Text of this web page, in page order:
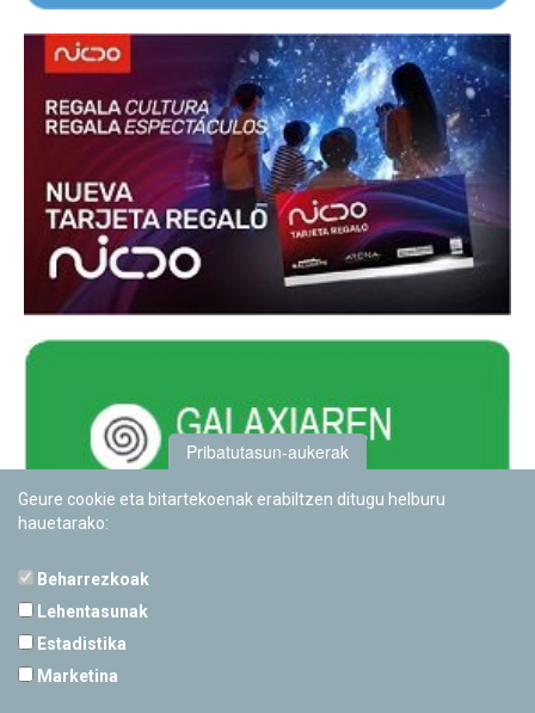
Pribatutasun-aukerak
Geure cookie eta bitartekoenak erabiltzen ditugu helburu
hauetarako:
Beharrezkoak
Lehentasunak
Estadistika
Marketina